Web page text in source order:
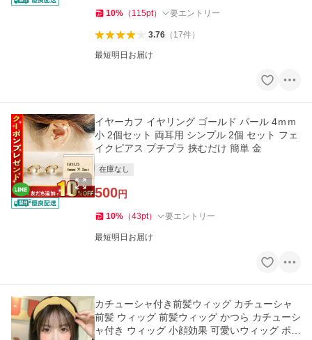
10% （ 115pt） 要エントリー
3.76（ 17件）
最短明日お届け
イヤーカフ イヤリング ゴールド パール 4ｍｍ
小 2個セット 両耳用 シンプル 2個 セット フェ
イクピアス プチプラ 挟むだけ 簡単 金
在庫なし
500円
10% （43pt） 要エントリー
最短明日お届け
カチューシャ付き前髪ウィッグ カチューシャ
前髪 ウィッグ 前髪ウィッグ かつら カチューシ
ャ付き ウィッグ 小顔効果 可愛いウィッグ ポイ